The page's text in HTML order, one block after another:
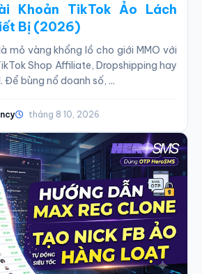
Khoản TikTok Ảo Lách
Bị (2026)
mỏ vàng khổng lồ cho giới MMO với
Shop Affiliate, Dropshipping hay
Để bùng nổ doanh số, ...
tháng 8 10, 2026